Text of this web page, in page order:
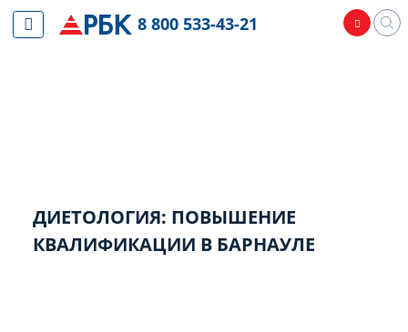
ДИЕТОЛОГИЯ: ПОВЫШЕНИЕ
КВАЛИФИКАЦИИ В БАРНАУЛЕ
8 800 533-43-21